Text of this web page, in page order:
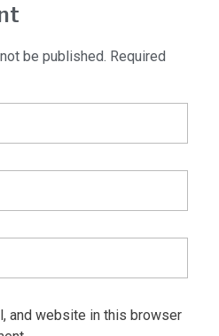
be published. Required
and website in this browser